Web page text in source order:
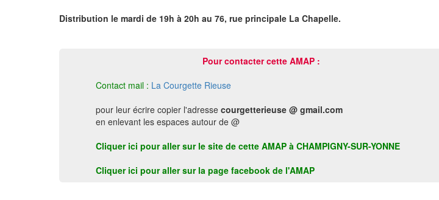
Distribution le mardi de 19h à 20h au 76, rue principale La Chapelle.
Pour contacter cette AMAP :
Contact mail : La Courgette Rieuse
pour leur écrire copier l'adresse courgetterieuse @ gmail.com
en enlevant les espaces autour de @
Cliquer ici pour aller sur le site de cette AMAP à CHAMPIGNY-SUR-YONNE
Cliquer ici pour aller sur la page facebook de l'AMAP